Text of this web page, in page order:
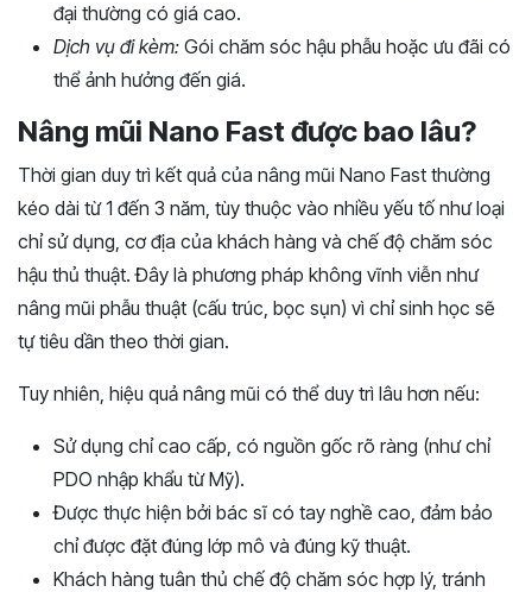
đại thường có giá cao.
Dịch vụ đi kèm: Gói chăm sóc hậu phẫu hoặc ưu đãi có
thể ảnh hưởng đến giá.
Nâng mũi Nano Fast được bao lâu?
Thời gian duy trì kết quả của nâng mũi Nano Fast thường
kéo dài từ 1 đến 3 năm, tùy thuộc vào nhiều yếu tố như loại
chỉ sử dụng, cơ địa của khách hàng và chế độ chăm sóc
hậu thủ thuật. Đây là phương pháp không vĩnh viễn như
nâng mũi phẫu thuật (cấu trúc, bọc sụn) vì chỉ sinh học sẽ
tự tiêu dần theo thời gian.
Tuy nhiên, hiệu quả nâng mũi có thể duy trì lâu hơn nếu:
Sử dụng chỉ cao cấp, có nguồn gốc rõ ràng (như chỉ
PDO nhập khẩu từ Mỹ).
Được thực hiện bởi bác sĩ có tay nghề cao, đảm bảo
chỉ được đặt đúng lớp mô và đúng kỹ thuật.
Khách hàng tuân thủ chế độ chăm sóc hợp lý, tránh